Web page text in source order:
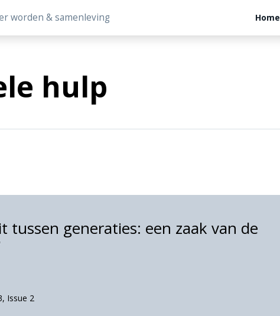
worden & samenleving Home
hulp
tussen generaties: een zaak van de
Issue 2